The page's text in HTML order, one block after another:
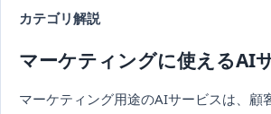
カテゴリ解説
マーケティングに使えるAI
マーケティング用途のAIサービスは、顧